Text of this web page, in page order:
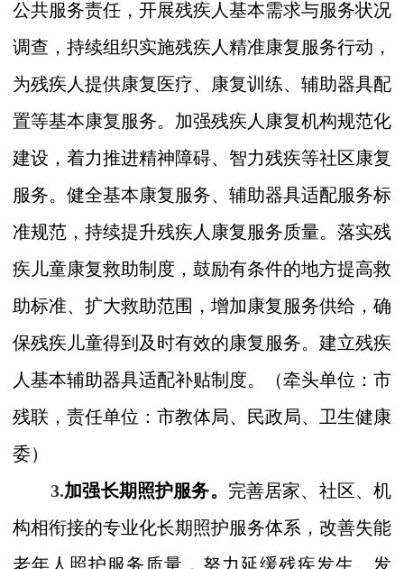
公共服务责任，开展残疾人基本需求与服务状况
调查，持续组织实施残疾人精准康复服务行动，
为残疾人提供康复医疗、康复训练、辅助器具配
置等基本康复服务。加强残疾人康复机构规范化
建设，着力推进精神障碍、智力残疾等社区康复
服务。健全基本康复服务、辅助器具适配服务标
准规范，持续提升残疾人康复服务质量。落实残
疾儿童康复救助制度，鼓励有条件的地方提高救
助标准、扩大救助范围，增加康复服务供给，确
保残疾儿童得到及时有效的康复服务。建立残疾
人基本辅助器具适配补贴制度。
（牵头单位：市
残联， 责任单位：市教体局、民政局、卫生健康
委）
3.加强长期照护服务。 完善居家、社区、机
构相衔接的专业化长期照护服务体系，改善失能
老年人照护服务质量，努力延缓残疾发生、发